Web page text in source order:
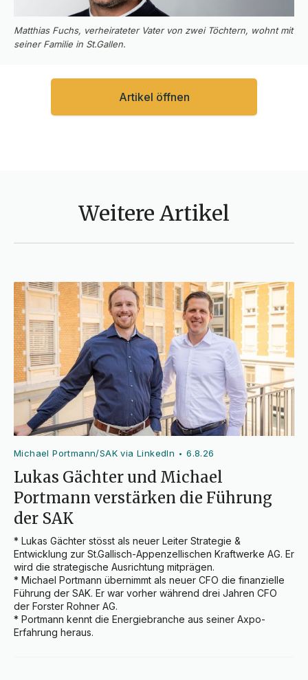
Matthias Fuchs, verheirateter Vater von zwei Töchtern, wohnt mit
seiner Familie in St.Gallen.
Artikel öffnen
Weitere Artikel
Michael Portmann/SAK via LinkedIn •6.8.26
Lukas Gächter und Michael
Portmann verstärken die Führung
der SAK
* Lukas Gächter stösst als neuer Leiter Strategie &
Entwicklung zur St.Gallisch-Appenzellischen Kraftwerke AG. Er
wird die strategische Ausrichtung mitprägen.
* Michael Portmann übernimmt als neuer CFO die finanzielle
Führung der SAK. Er war vorher während drei Jahren CFO
der Forster Rohner AG.
* Portmann kennt die Energiebranche aus seiner Axpo-
Erfahrung heraus.